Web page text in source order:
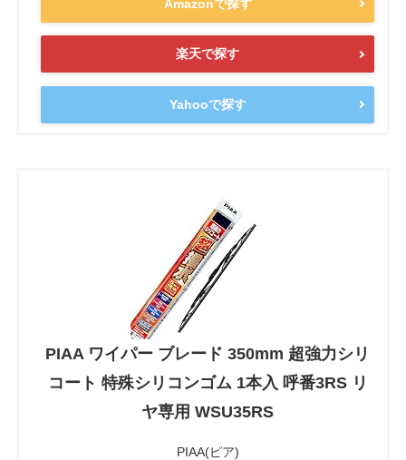
Amazonで探す
楽天で探す
Yahooで探す
PIAA ワイパー ブレード 350mm 超強力シリ
コート 特殊シリコンゴム 1本入 呼番3RS リ
ヤ専用 WSU35RS
PIAA(ピア)